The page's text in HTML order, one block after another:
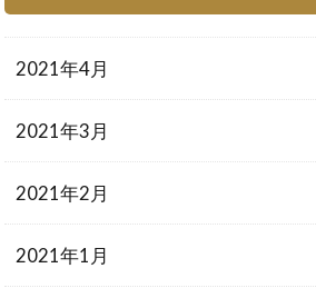
2021年4月
2021年3月
2021年2月
2021年1月